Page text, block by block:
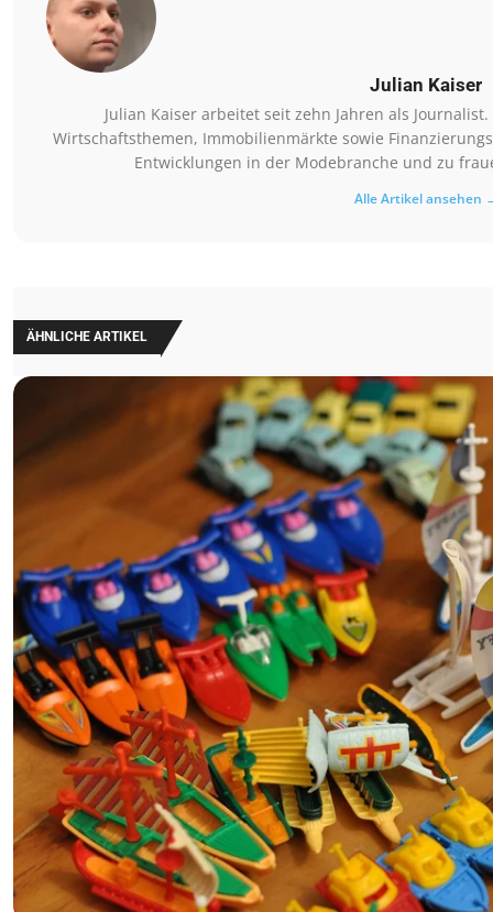
Julian Kaiser
Julian Kaiser arbeitet seit zehn Jahren als
Wirtschaftsthemen, Immobilienmärkte sowie
Entwicklungen in der Modebranche und zu
Alle Artikel ansehen
ÄHNLICHE ARTIKEL